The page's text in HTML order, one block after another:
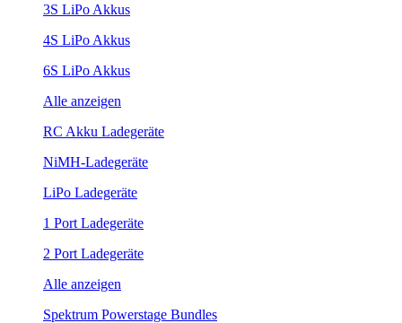
3S LiPo Akkus
4S LiPo Akkus
6S LiPo Akkus
Alle anzeigen
RC Akku Ladegeräte
NiMH-Ladegeräte
LiPo Ladegeräte
1 Port Ladegeräte
2 Port Ladegeräte
Alle anzeigen
Spektrum Powerstage Bundles